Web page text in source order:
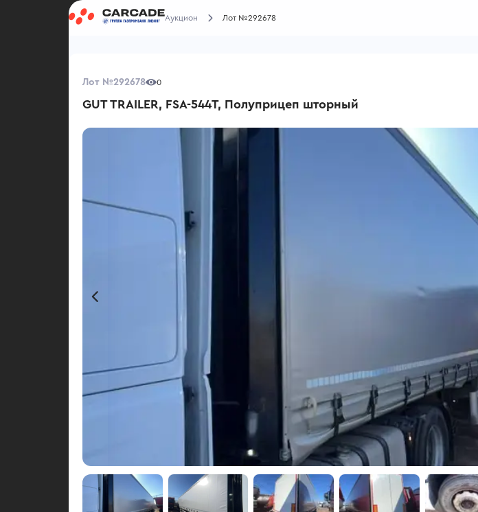
Аукцион Лот №292678
Лот №292678 0
GUT TRAILER, FSA-544Т, Полуприцеп шторный